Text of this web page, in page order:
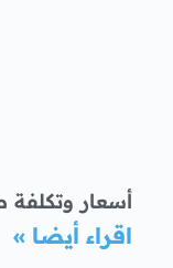
أسعار وتكلفة
اقراء أيضا »